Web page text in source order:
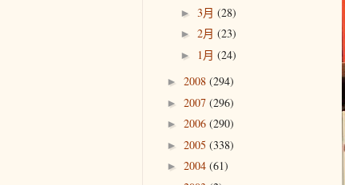
► 3月 (28)
► 2月 (23)
► 1月 (24)
► 2008 (294)
► 2007 (296)
► 2006 (290)
► 2005 (338)
► 2004 (61)